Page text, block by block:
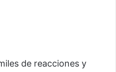
de reacciones y